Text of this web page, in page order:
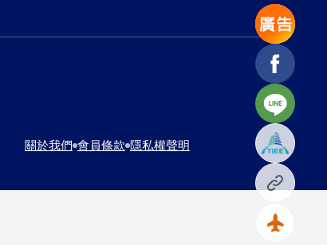
Facebook
Line
複製網址
回到頂端
關於我們 會員條款 隱私權聲明